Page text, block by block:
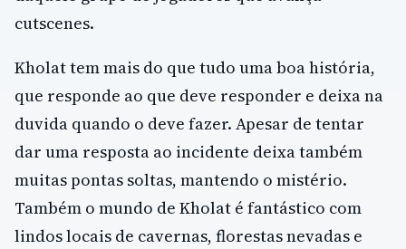
cutscenes.
Kholat tem mais do que tudo uma boa história,
que responde ao que deve responder e deixa na
duvida quando o deve fazer. Apesar de tentar
dar uma resposta ao incidente deixa também
muitas pontas soltas, mantendo o mistério.
Também o mundo de Kholat é fantástico com
lindos locais de cavernas, florestas nevadas e